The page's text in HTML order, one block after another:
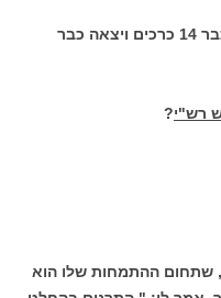
אחרי זה התלמוד הירושלמי. גמרתי כבר 14 כרכים ויצאה כבר
רש"י?
שתחום ההתמחות שלו הוא